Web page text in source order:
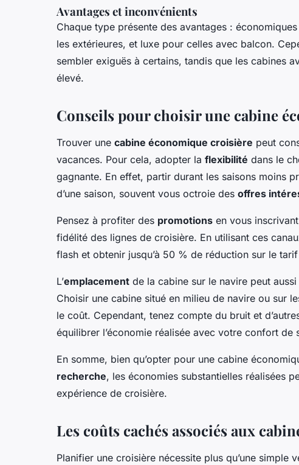
Avantages et inconvénients
Chaque type présente des avantages :
les extérieures, et luxe pour celles avec balcon.
sembler exiguës à certains, tandis que les cabines
élevé.
Conseils pour choisir une cabine
Trouver une cabine économique croisière peut
vacances. Pour cela, adopter la flexibilité dans le
gagnante. En effet, partir durant les saisons moins
d’une saison, souvent vous octroie des offres
Pensez à profiter des promotions en vous
fidélité des lignes de croisière. En utilisant ces
flash et obtenir jusqu’à 50 % de réduction sur le
L’emplacement de la cabine sur le navire peut
Choisir une cabine situé en milieu de navire ou sur
le coût. Cependant, tenez compte du bruit et
équilibrer l’économie réalisée avec votre confort de
En somme, bien qu’opter pour une cabine
recherche, les économies substantielles réalisées
expérience de croisière.
Les coûts cachés associés aux
Planifier une croisière nécessite plus qu’une simple